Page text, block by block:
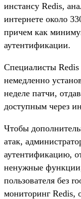
инстансу Redis,
интернете около
причем как
аутентификации.
Специалисты
немедленно
неделе патчи,
доступным через
Чтобы
атак,
аутентификацию,
ненужные
пользователя без
мониторинг Redis,